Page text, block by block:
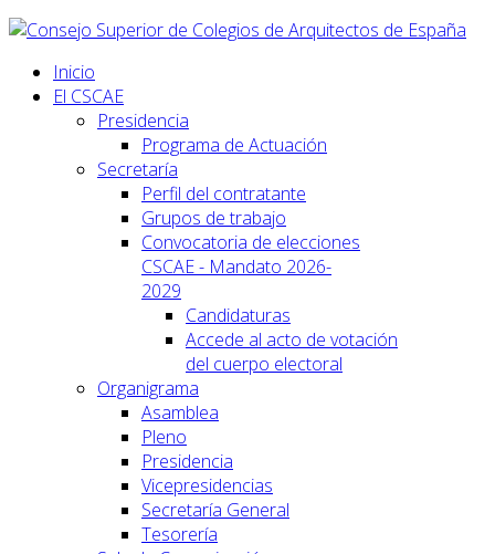
Inicio
El CSCAE
Presidencia
Programa de Actuación
Secretaría
Perfil del contratante
Grupos de trabajo
Convocatoria de elecciones
CSCAE - Mandato 2026-
2029
Candidaturas
Accede al acto de votación
del cuerpo electoral
Organigrama
Asamblea
Pleno
Presidencia
Vicepresidencias
Secretaría General
Tesorería